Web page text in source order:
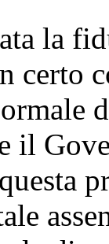
la
certo
il